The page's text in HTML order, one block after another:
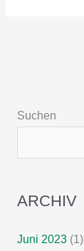
failure
nutrition
Suchen
ARCHIV
Juni 2023(1)